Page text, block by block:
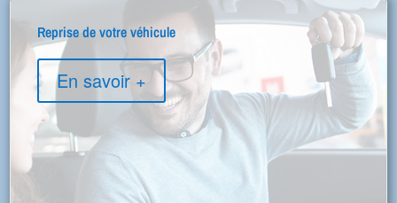
Reprise de votre véhicule
En savoir +